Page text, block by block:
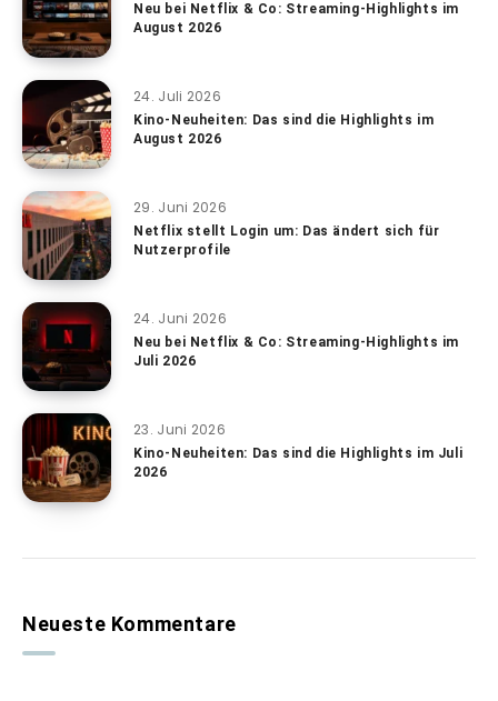
Neu bei Netflix & Co: Streaming-Highlights im
August 2026
24. Juli 2026
Kino-Neuheiten: Das sind die Highlights im
August 2026
29. Juni 2026
Netflix stellt Login um: Das ändert sich für
Nutzerprofile
24. Juni 2026
Neu bei Netflix & Co: Streaming-Highlights im
Juli 2026
23. Juni 2026
Kino-Neuheiten: Das sind die Highlights im Juli
2026
Neueste Kommentare